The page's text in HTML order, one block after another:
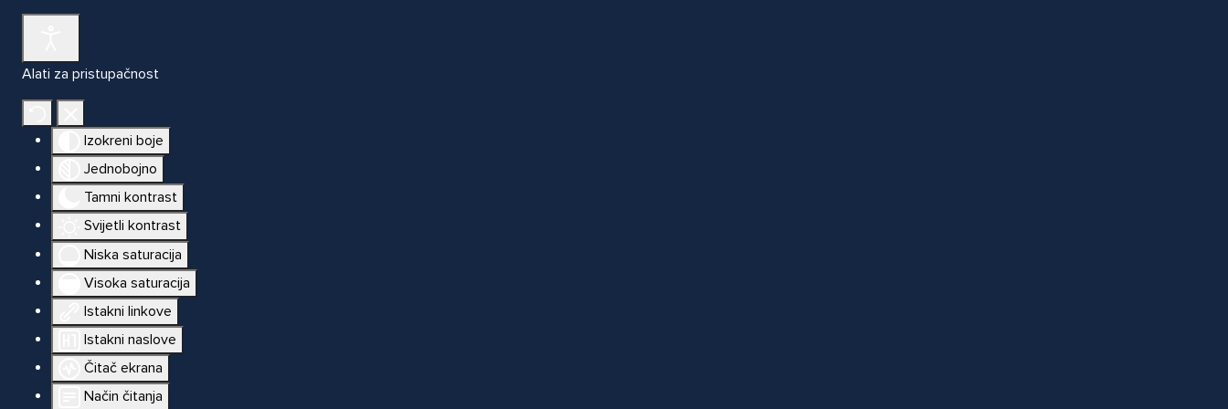
Alati za pristupačnost
Izokreni boje
Jednobojno
Tamni kontrast
Svijetli kontrast
Niska saturacija
Visoka saturacija
Istakni linkove
Istakni naslove
Čitač ekrana
Način čitanja